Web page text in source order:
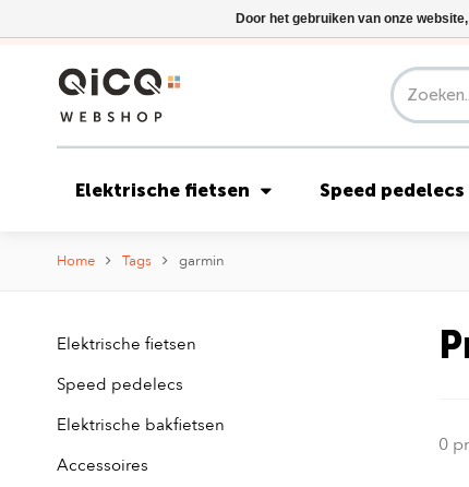
Elektrische fietsen Speed pedelecs
Home Tags garmin
Elektrische fietsen
Speed pedelecs
Elektrische bakfietsen
Accessoires
0
Door het gebruiken van onze